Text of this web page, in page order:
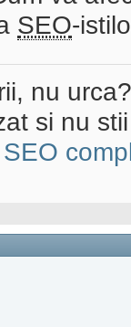
SEO-
nu
si nu